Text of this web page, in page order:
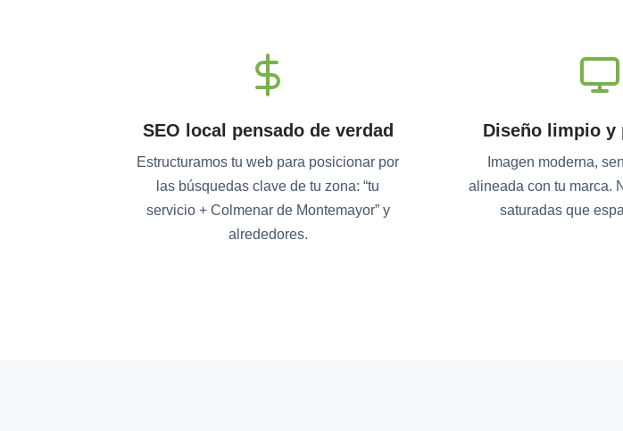
SEO local pensado de verdad
Estructuramos tu web para posicionar por
las búsquedas clave de tu zona: “tu
servicio + Colmenar de Montemayor” y
alrededores.
Diseño limpio y
Imagen moderna,
alineada con tu marca.
saturadas que